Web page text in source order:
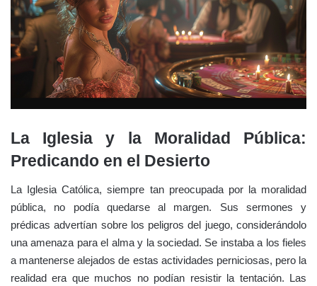
La Iglesia y la Moralidad Pública:
Predicando en el Desierto
La Iglesia Católica, siempre tan preocupada por la moralidad
pública, no podía quedarse al margen. Sus sermones y
prédicas advertían sobre los peligros del juego, considerándolo
una amenaza para el alma y la sociedad. Se instaba a los fieles
a mantenerse alejados de estas actividades perniciosas, pero la
realidad era que muchos no podían resistir la tentación. Las